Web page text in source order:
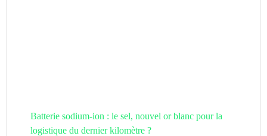
Batterie sodium-ion : le sel, nouvel or blanc pour la
logistique du dernier kilomètre ?